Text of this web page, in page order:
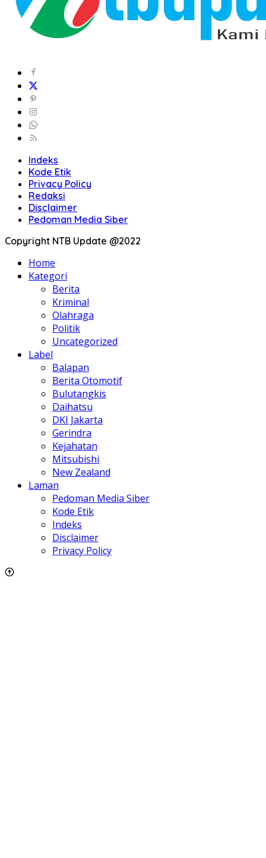
Indeks
Kode Etik
Privacy Policy
Redaksi
Disclaimer
Pedoman Media Siber
Copyright NTB Update @2022
Home
Kategori
Berita
Kriminal
Olahraga
Politik
Uncategorized
Label
Balapan
Berita Otomotif
Bulutangkis
Daihatsu
DKI Jakarta
Gerindra
Kejahatan
Mitsubishi
New Zealand
Laman
Pedoman Media Siber
Kode Etik
Indeks
Disclaimer
Privacy Policy